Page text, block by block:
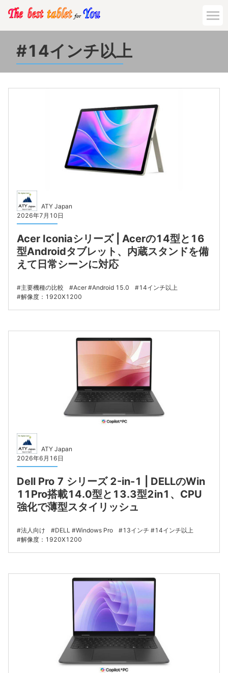
14インチ以上
ATY Japan
2026年7月10日
Acer Iconiaシリーズ | Acerの14型と16
型Androidタブレット、内蔵スタンドを備
えて日常シーンに対応
主要機種の比較 Acer Android 15.0
14インチ以上
解像度：1920X1200
ATY Japan
2026年6月16日
Dell Pro 7 シリーズ 2-in-1 | DELLのWin
11Pro搭載14.0型と13.3型2in1、CPU
強化で薄型スタイリッシュ
法人向け DELL Windows Pro 13インチ
14インチ以上
解像度：1920X1200